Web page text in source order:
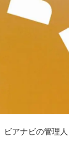
ビアナビの管理